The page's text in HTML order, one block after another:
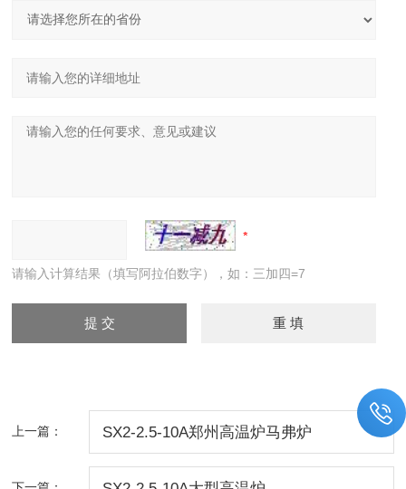
请输入计算结果（填写阿拉伯数字），如：三加四=7
上一篇： SX2-2.5-10A郑州高温炉马弗炉